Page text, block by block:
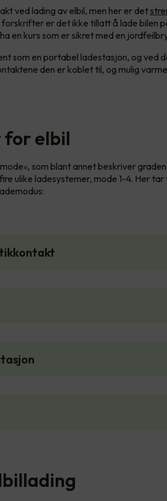
ved lading av elbil, men her er det
forskrifter er det ikke tillatt å lade bilen
en kurs som er sikret med en
som en portabel ladestasjon, og ved
den er koblet til, og mulig
for elbil
som blant annet beskriver
ulike ladesystemer, mode 1-4. Her tar